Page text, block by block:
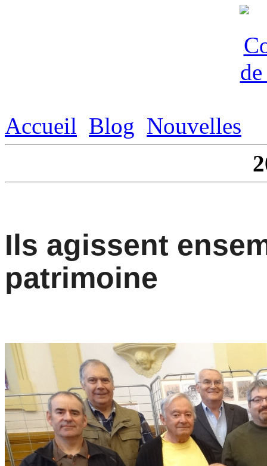
Accueil Blog Nouvelles
Ils agissent
patrimoine